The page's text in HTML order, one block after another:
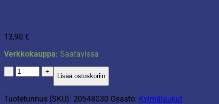
13,90 €
Verkkokauppa: Saatavissa
Lahjatermo
5,6L
Lisää ostoskoriin
Tuotetunnus (SKU): 20548030 Osasto: Kylmälaukut